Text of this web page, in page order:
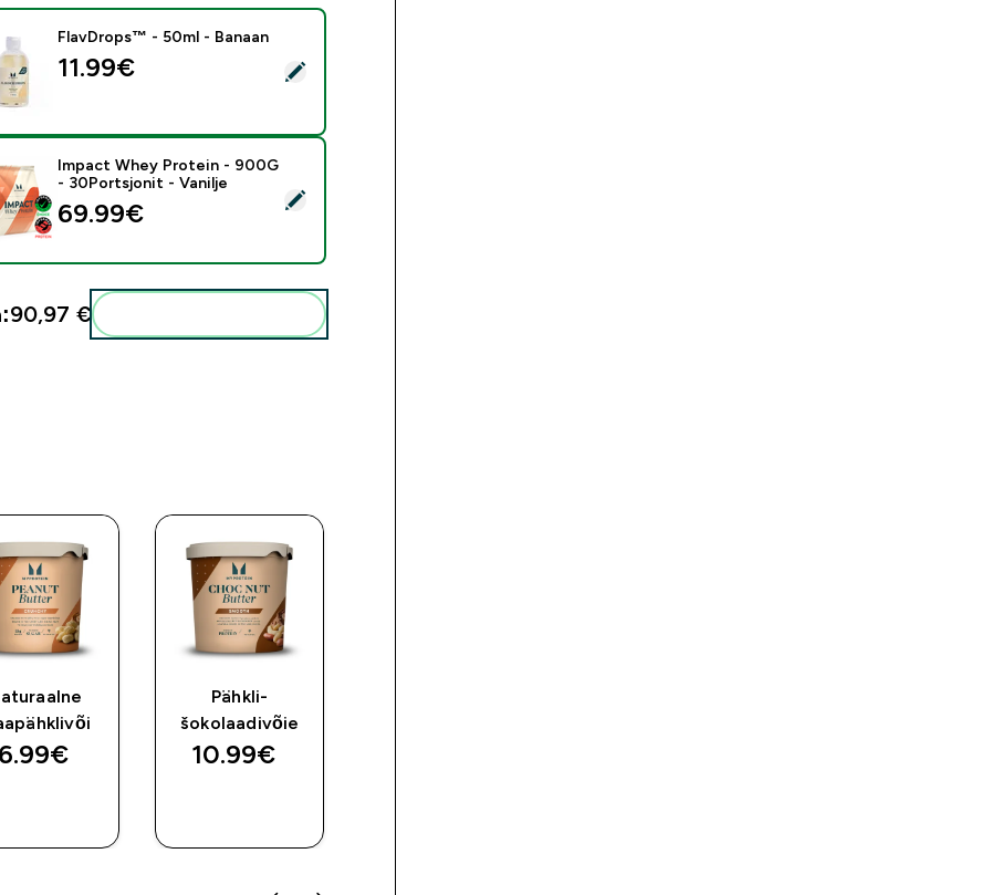
see toode - FlavDrops™ - 50ml - Banaan
FlavDrops™ - 50ml - Banaan
11.99€‎
see toode - Impact Whey Protein - 900G - 30Portsjonit - Vanilje
Impact Whey Protein - 900G
- 30Portsjonit - Vanilje
69.99€‎
90,97 €‎
Pähkli-
šokolaadivõie
10.99€‎